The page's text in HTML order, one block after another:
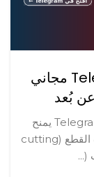
SBM Laser Help: بوت Telegram مجاني
SBM Laser Help هو بوت مجاني على Telegram يمنح
مشغّلي القطع بالليزر وصولاً فورياً إلى معلمات القطع (cutting